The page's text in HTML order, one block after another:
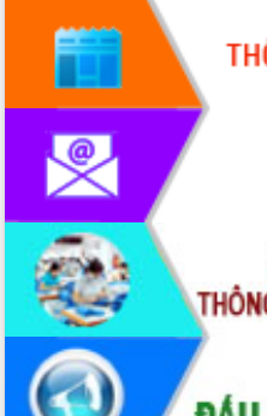
Đắk Lắk: Tôn vinh 46 giải pháp tại Hội
thi Sáng tạo Kỹ thuật 2024 - 2025
Đắk Lắk rà soát, điều chỉnh Đề án 190
về phát triển nuôi trồng thủy sản
Phó Chủ tịch UBND tỉnh Đắk Lắk
Trương Công Thái kiểm tra thực địa
Dự án cao tốc Khánh Hòa - Buôn Ma
Thuột
Định vị cà phê Việt Nam như một “di
sản sống” trong dòng chảy toàn cầu
Xây dựng nông thôn mới: Nâng cao đời
sống người dân từ những mô hình thiết
Quyết liệt tháo gỡ vướng mắc, đẩy
nhanh tiến độ các dự án trọng điểm
trong Khu kinh tế Nam Phú Yên